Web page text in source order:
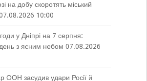
на добу скоротять міський
10:00
у Дніпрі на 7 серпня:
з ясним небом 07.08.2026
ООН засудив удари Росії й